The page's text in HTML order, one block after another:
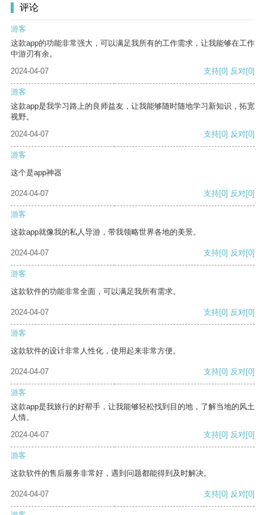
评论
游客
这款app的功能非常强大，可以满足我所有的工作需求，让我能够在工作
中游刃有余。
2024-04-07
支持[0] 反对[0]
游客
这款app是我学习路上的良师益友，让我能够随时随地学习新知识，拓宽
视野。
2024-04-07
支持[0] 反对[0]
游客
这个是app神器
2024-04-07 支持[0] 反对[0]
游客
这款app就像我的私人导游，带我领略世界各地的美景。
2024-04-07 支持[0] 反对[0]
游客
这款软件的功能非常全面，可以满足我所有需求。
2024-04-07 支持[0] 反对[0]
游客
这款软件的设计非常人性化，使用起来非常方便。
2024-04-07 支持[0] 反对[0]
游客
这款app是我旅行的好帮手，让我能够轻松找到目的地，了解当地的风土
人情。
2024-04-07
支持[0] 反对[0]
游客
这款软件的售后服务非常好，遇到问题都能得到及时解决。
2024-04-07 支持[0] 反对[0]